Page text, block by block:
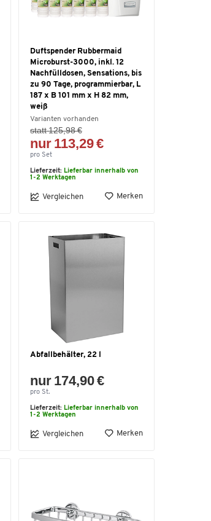
Duftspender Rubbermaid
Microburst-3000, inkl. 12
Nachfülldosen, Sensations, bis
zu 90 Tage, programmierbar, L
187 x B 101 mm x H 82 mm,
weiß
Varianten vorhanden
statt 125,98 €
nur 113,29 €
pro Set
Lieferzeit: Lieferbar innerhalb von
1-2 Werktagen
Vergleichen Merken
Abfallbehälter, 22 l
nur 174,90 €
pro St.
Lieferzeit: Lieferbar innerhalb von
1-2 Werktagen
Vergleichen Merken